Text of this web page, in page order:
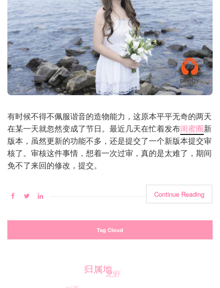
有时候不得不佩服谐音的造物能力，这原本平平无奇的两天
在某一天就忽然变成了节日。最近几天在忙着发布闺蜜圈新
版本，虽然更新的功能不多，还是提交了一个新版本提交审
核了。审核这件事情，想着一次过审，真的是太难了，期间
免不了来回的修改，提交。
Continue Reading
Tag Cloud